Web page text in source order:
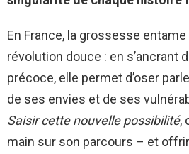
En France, la grossesse
révolution douce : en s’ancrant
précoce, elle permet d’oser
de ses envies et de ses
Saisir cette nouvelle possibilité,
main sur son parcours – et